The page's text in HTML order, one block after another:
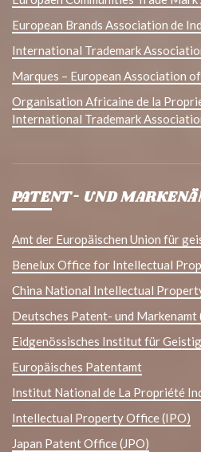
European Brands Association de
International Trademark
Marques – European Association
Organisation Africaine de la
International Trademark
PATENT- UND
Amt der Europäischen Union für
Benelux Office for Intellectual
China National Intellectual
Deutsches Patent- und Markenamt
Eidgenössisches Institut für
Europäisches Patentamt
Institut National de La Propriété
Intellectual Property Office (IPO)
Japan Patent Office (JPO)